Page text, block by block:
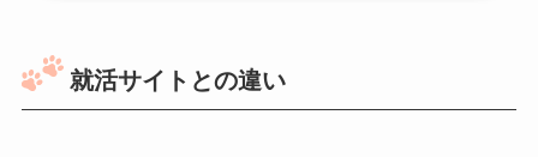
就活サイトとの違い